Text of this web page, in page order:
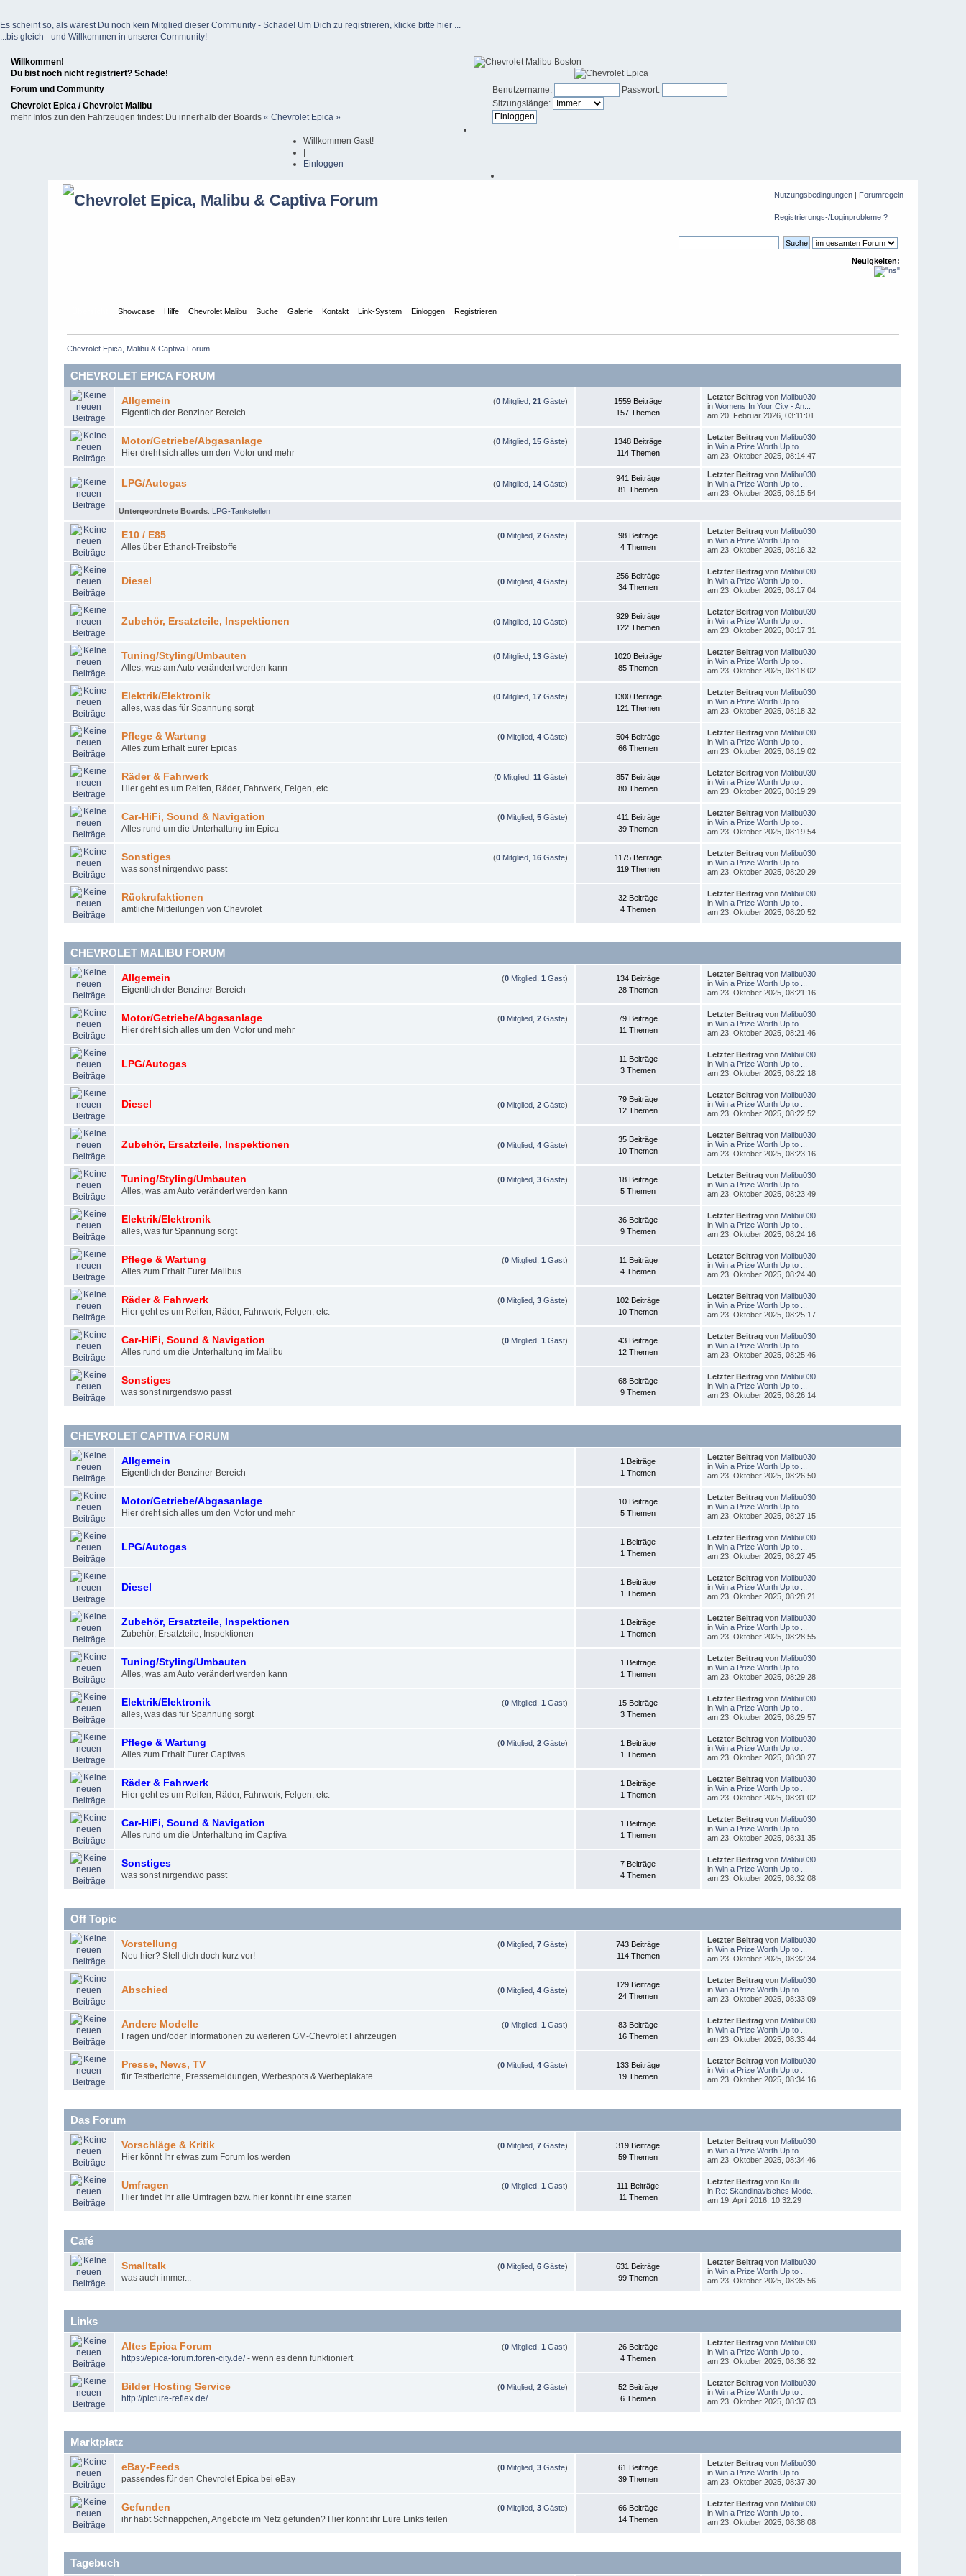
Es scheint so, als wärest Du noch kein Mitglied dieser Community - Schade! Um Dich zu registrieren, klicke bitte hier ...
...bis gleich - und Willkommen in unserer Community!
Willkommen!
Du bist noch nicht registriert? Schade!
Forum und Community
Chevrolet Epica / Chevrolet Malibu
mehr Infos zun den Fahrzeugen findest Du innerhalb der Boards « Chevrolet Epica »
Benutzername:
Passwort:
Sitzungslänge:
Willkommen Gast!
Einloggen
Nutzungsbedingungen| Forumregeln
Registrierungs-/Loginprobleme ?
Neuigkeiten:
Showcase Hilfe Chevrolet Malibu Suche Galerie Kontakt Link-System Einloggen Registrieren
Chevrolet Epica, Malibu & Captiva Forum
CHEVROLET EPICA FORUM
Allgemein (0 Mitglied,21 Gäste)
Eigentlich der Benziner-Bereich
1559 Beiträge
157 Themen
Letzter Beitrag von Malibu030
in Womens In Your City - An...
am 20. Februar 2026, 03:11:01
Motor/Getriebe/Abgasanlage (0 Mitglied,15 Gäste)
Hier dreht sich alles um den Motor und mehr
1348 Beiträge
114 Themen
Letzter Beitrag von Malibu030
in Win a Prize Worth Up to ...
am 23. Oktober 2025, 08:14:47
LPG/Autogas (0 Mitglied,14 Gäste)
941 Beiträge
81 Themen
Letzter Beitrag von Malibu030
in Win a Prize Worth Up to ...
am 23. Oktober 2025, 08:15:54
Untergeordnete Boards: LPG-Tankstellen
E10 / E85 (0 Mitglied,2 Gäste)
Alles über Ethanol-Treibstoffe
98 Beiträge
4 Themen
Letzter Beitrag von Malibu030
in Win a Prize Worth Up to ...
am 23. Oktober 2025, 08:16:32
Diesel (0 Mitglied,4 Gäste)
256 Beiträge
34 Themen
Letzter Beitrag von Malibu030
in Win a Prize Worth Up to ...
am 23. Oktober 2025, 08:17:04
Zubehör, Ersatzteile, Inspektionen (0 Mitglied,10 Gäste)
929 Beiträge
122 Themen
Letzter Beitrag von Malibu030
in Win a Prize Worth Up to ...
am 23. Oktober 2025, 08:17:31
Tuning/Styling/Umbauten (0 Mitglied,13 Gäste)
Alles, was am Auto verändert werden kann
1020 Beiträge
85 Themen
Letzter Beitrag von Malibu030
in Win a Prize Worth Up to ...
am 23. Oktober 2025, 08:18:02
Elektrik/Elektronik (0 Mitglied,17 Gäste)
alles, was das für Spannung sorgt
1300 Beiträge
121 Themen
Letzter Beitrag von Malibu030
in Win a Prize Worth Up to ...
am 23. Oktober 2025, 08:18:32
Pflege & Wartung (0 Mitglied,4 Gäste)
Alles zum Erhalt Eurer Epicas
504 Beiträge
66 Themen
Letzter Beitrag von Malibu030
in Win a Prize Worth Up to ...
am 23. Oktober 2025, 08:19:02
Räder & Fahrwerk (0 Mitglied,11 Gäste)
Hier geht es um Reifen, Räder, Fahrwerk, Felgen, etc.
857 Beiträge
80 Themen
Letzter Beitrag von Malibu030
in Win a Prize Worth Up to ...
am 23. Oktober 2025, 08:19:29
Car-HiFi, Sound & Navigation (0 Mitglied,5 Gäste)
Alles rund um die Unterhaltung im Epica
411 Beiträge
39 Themen
Letzter Beitrag von Malibu030
in Win a Prize Worth Up to ...
am 23. Oktober 2025, 08:19:54
Sonstiges (0 Mitglied,16 Gäste)
was sonst nirgendwo passt
1175 Beiträge
119 Themen
Letzter Beitrag von Malibu030
in Win a Prize Worth Up to ...
am 23. Oktober 2025, 08:20:29
Rückrufaktionen
amtliche Mitteilungen von Chevrolet
32 Beiträge
4 Themen
Letzter Beitrag von Malibu030
in Win a Prize Worth Up to ...
am 23. Oktober 2025, 08:20:52
CHEVROLET MALIBU FORUM
Allgemein (0 Mitglied,1 Gast)
Eigentlich der Benziner-Bereich
134 Beiträge
28 Themen
Letzter Beitrag von Malibu030
in Win a Prize Worth Up to ...
am 23. Oktober 2025, 08:21:16
Motor/Getriebe/Abgasanlage (0 Mitglied,2 Gäste)
Hier dreht sich alles um den Motor und mehr
79 Beiträge
11 Themen
Letzter Beitrag von Malibu030
in Win a Prize Worth Up to ...
am 23. Oktober 2025, 08:21:46
LPG/Autogas
11 Beiträge
3 Themen
Letzter Beitrag von Malibu030
in Win a Prize Worth Up to ...
am 23. Oktober 2025, 08:22:18
Diesel (0 Mitglied,2 Gäste)
79 Beiträge
12 Themen
Letzter Beitrag von Malibu030
in Win a Prize Worth Up to ...
am 23. Oktober 2025, 08:22:52
Zubehör, Ersatzteile, Inspektionen (0 Mitglied,4 Gäste)
35 Beiträge
10 Themen
Letzter Beitrag von Malibu030
in Win a Prize Worth Up to ...
am 23. Oktober 2025, 08:23:16
Tuning/Styling/Umbauten (0 Mitglied,3 Gäste)
Alles, was am Auto verändert werden kann
18 Beiträge
5 Themen
Letzter Beitrag von Malibu030
in Win a Prize Worth Up to ...
am 23. Oktober 2025, 08:23:49
Elektrik/Elektronik
alles, was für Spannung sorgt
36 Beiträge
9 Themen
Letzter Beitrag von Malibu030
in Win a Prize Worth Up to ...
am 23. Oktober 2025, 08:24:16
Pflege & Wartung (0 Mitglied,1 Gast)
Alles zum Erhalt Eurer Malibus
11 Beiträge
4 Themen
Letzter Beitrag von Malibu030
in Win a Prize Worth Up to ...
am 23. Oktober 2025, 08:24:40
Räder & Fahrwerk (0 Mitglied,3 Gäste)
Hier geht es um Reifen, Räder, Fahrwerk, Felgen, etc.
102 Beiträge
10 Themen
Letzter Beitrag von Malibu030
in Win a Prize Worth Up to ...
am 23. Oktober 2025, 08:25:17
Car-HiFi, Sound & Navigation (0 Mitglied,1 Gast)
Alles rund um die Unterhaltung im Malibu
43 Beiträge
12 Themen
Letzter Beitrag von Malibu030
in Win a Prize Worth Up to ...
am 23. Oktober 2025, 08:25:46
Sonstiges
was sonst nirgendswo passt
68 Beiträge
9 Themen
Letzter Beitrag von Malibu030
in Win a Prize Worth Up to ...
am 23. Oktober 2025, 08:26:14
CHEVROLET CAPTIVA FORUM
Allgemein
Eigentlich der Benziner-Bereich
1 Beiträge
1 Themen
Letzter Beitrag von Malibu030
in Win a Prize Worth Up to ...
am 23. Oktober 2025, 08:26:50
Motor/Getriebe/Abgasanlage
Hier dreht sich alles um den Motor und mehr
10 Beiträge
5 Themen
Letzter Beitrag von Malibu030
in Win a Prize Worth Up to ...
am 23. Oktober 2025, 08:27:15
LPG/Autogas
1 Beiträge
1 Themen
Letzter Beitrag von Malibu030
in Win a Prize Worth Up to ...
am 23. Oktober 2025, 08:27:45
Diesel
1 Beiträge
1 Themen
Letzter Beitrag von Malibu030
in Win a Prize Worth Up to ...
am 23. Oktober 2025, 08:28:21
Zubehör, Ersatzteile, Inspektionen
Zubehör, Ersatzteile, Inspektionen
1 Beiträge
1 Themen
Letzter Beitrag von Malibu030
in Win a Prize Worth Up to ...
am 23. Oktober 2025, 08:28:55
Tuning/Styling/Umbauten
Alles, was am Auto verändert werden kann
1 Beiträge
1 Themen
Letzter Beitrag von Malibu030
in Win a Prize Worth Up to ...
am 23. Oktober 2025, 08:29:28
Elektrik/Elektronik (0 Mitglied,1 Gast)
alles, was das für Spannung sorgt
15 Beiträge
3 Themen
Letzter Beitrag von Malibu030
in Win a Prize Worth Up to ...
am 23. Oktober 2025, 08:29:57
Pflege & Wartung (0 Mitglied,2 Gäste)
Alles zum Erhalt Eurer Captivas
1 Beiträge
1 Themen
Letzter Beitrag von Malibu030
in Win a Prize Worth Up to ...
am 23. Oktober 2025, 08:30:27
Räder & Fahrwerk
Hier geht es um Reifen, Räder, Fahrwerk, Felgen, etc.
1 Beiträge
1 Themen
Letzter Beitrag von Malibu030
in Win a Prize Worth Up to ...
am 23. Oktober 2025, 08:31:02
Car-HiFi, Sound & Navigation
Alles rund um die Unterhaltung im Captiva
1 Beiträge
1 Themen
Letzter Beitrag von Malibu030
in Win a Prize Worth Up to ...
am 23. Oktober 2025, 08:31:35
Sonstiges
was sonst nirgendwo passt
7 Beiträge
4 Themen
Letzter Beitrag von Malibu030
in Win a Prize Worth Up to ...
am 23. Oktober 2025, 08:32:08
Off Topic
Vorstellung (0 Mitglied,7 Gäste)
Neu hier? Stell dich doch kurz vor!
743 Beiträge
114 Themen
Letzter Beitrag von Malibu030
in Win a Prize Worth Up to ...
am 23. Oktober 2025, 08:32:34
Abschied (0 Mitglied,4 Gäste)
129 Beiträge
24 Themen
Letzter Beitrag von Malibu030
in Win a Prize Worth Up to ...
am 23. Oktober 2025, 08:33:09
Andere Modelle (0 Mitglied,1 Gast)
Fragen und/oder Informationen zu weiteren GM-Chevrolet Fahrzeugen
83 Beiträge
16 Themen
Letzter Beitrag von Malibu030
in Win a Prize Worth Up to ...
am 23. Oktober 2025, 08:33:44
Presse, News, TV (0 Mitglied,4 Gäste)
für Testberichte, Pressemeldungen, Werbespots & Werbeplakate
133 Beiträge
19 Themen
Letzter Beitrag von Malibu030
in Win a Prize Worth Up to ...
am 23. Oktober 2025, 08:34:16
Das Forum
Vorschläge & Kritik (0 Mitglied,7 Gäste)
Hier könnt Ihr etwas zum Forum los werden
319 Beiträge
59 Themen
Letzter Beitrag von Malibu030
in Win a Prize Worth Up to ...
am 23. Oktober 2025, 08:34:46
Umfragen (0 Mitglied,1 Gast)
Hier findet Ihr alle Umfragen bzw. hier könnt ihr eine starten
111 Beiträge
11 Themen
Letzter Beitrag von Knülli
in Re: Skandinavisches Mode...
am 19. April 2016, 10:32:29
Café
Smalltalk (0 Mitglied,6 Gäste)
was auch immer...
631 Beiträge
99 Themen
Letzter Beitrag von Malibu030
in Win a Prize Worth Up to ...
am 23. Oktober 2025, 08:35:56
Links
Altes Epica Forum (0 Mitglied,1 Gast)
https://epica-forum.foren-city.de/- wenn es denn funktioniert
26 Beiträge
4 Themen
Letzter Beitrag von Malibu030
in Win a Prize Worth Up to ...
am 23. Oktober 2025, 08:36:32
Bilder Hosting Service (0 Mitglied,2 Gäste)
http://picture-reflex.de/
52 Beiträge
6 Themen
Letzter Beitrag von Malibu030
in Win a Prize Worth Up to ...
am 23. Oktober 2025, 08:37:03
Marktplatz
eBay-Feeds (0 Mitglied,3 Gäste)
passendes für den Chevrolet Epica bei eBay
61 Beiträge
39 Themen
Letzter Beitrag von Malibu030
in Win a Prize Worth Up to ...
am 23. Oktober 2025, 08:37:30
Gefunden (0 Mitglied,3 Gäste)
ihr habt Schnäppchen, Angebote im Netz gefunden? Hier könnt ihr Eure Links teilen
66 Beiträge
14 Themen
Letzter Beitrag von Malibu030
in Win a Prize Worth Up to ...
am 23. Oktober 2025, 08:38:08
Tagebuch